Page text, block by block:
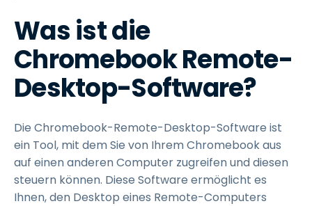
Was ist die
Chromebook Remote-
Desktop-Software?
Die Chromebook-Remote-Desktop-Software ist
ein Tool, mit dem Sie von Ihrem Chromebook aus
auf einen anderen Computer zugreifen und diesen
steuern können. Diese Software ermöglicht es
Ihnen, den Desktop eines Remote-Computers